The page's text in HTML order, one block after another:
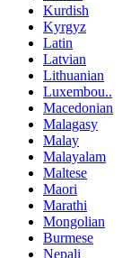
Kurdish
Kyrgyz
Latin
Latvian
Lithuanian
Luxembou..
Macedonian
Malagasy
Malay
Malayalam
Maltese
Maori
Marathi
Mongolian
Burmese
Nepali